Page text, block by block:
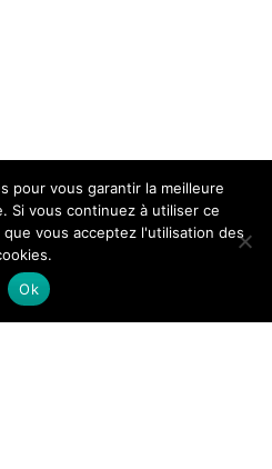
pour vous garantir la meilleure
Si vous continuez à utiliser ce
vous acceptez l'utilisation des
Ok